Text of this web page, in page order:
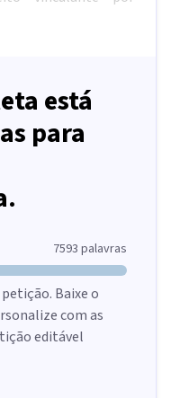
está
para
7593 palavras
Baixe o
com as
editável